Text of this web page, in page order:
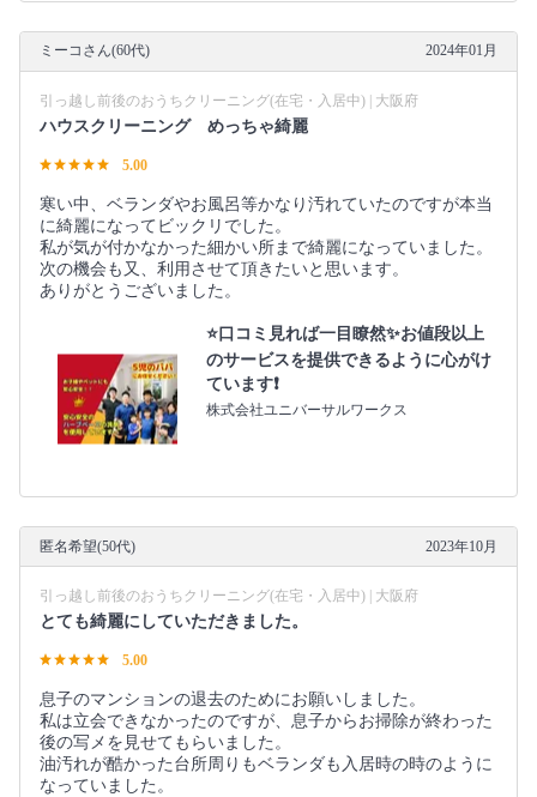
ミーコさん(60代) 2024年01月
引っ越し前後のおうちクリーニング(在宅・入居中) | 大阪府
ハウスクリーニング めっちゃ綺麗
5.00
寒い中、ベランダやお風呂等かなり汚れていたのですが本当
に綺麗になってビックリでした。
私が気が付かなかった細かい所まで綺麗になっていました。
次の機会も又、利用させて頂きたいと思います。
ありがとうございました。
⭐️口コミ見れば一目瞭然✨お値段以上
のサービスを提供できるように心がけ
ています❗️
株式会社ユニバーサルワークス
匿名希望(50代) 2023年10月
引っ越し前後のおうちクリーニング(在宅・入居中) | 大阪府
とても綺麗にしていただきました。
5.00
息子のマンションの退去のためにお願いしました。
私は立会できなかったのですが、息子からお掃除が終わった
後の写メを見せてもらいました。
油汚れが酷かった台所周りもベランダも入居時の時のように
なっていました。